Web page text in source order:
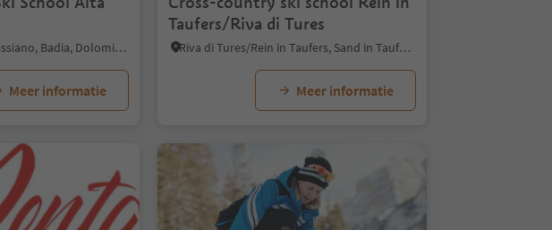
San Cassiano/San Cassiano, Badia, Dolomites Region Alta Badia
Meer informatie
Taufers/Riva di Tures
Riva di Tures/Rein in Taufers, Sand in Taufers/Campo Tures, Ahrntal/Valle Aurina
Meer informatie